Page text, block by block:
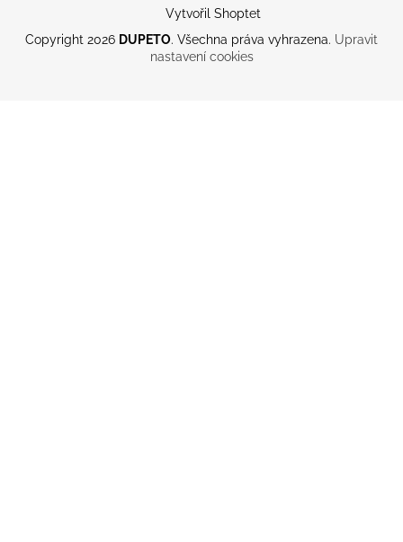
Vytvořil Shoptet
Copyright 2026 DUPETO. Všechna práva vyhrazena. Upravit
nastavení cookies